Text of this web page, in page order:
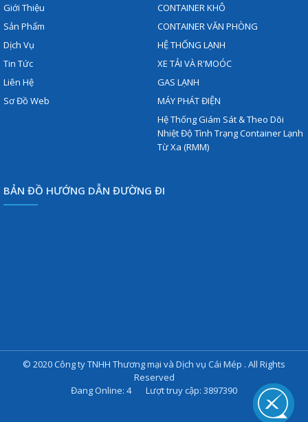
Giới Thiệu
Sản Phẩm
Dịch Vụ
Tin Tức
Liên Hệ
Sơ Đồ Web
CONTAINER KHÔ
CONTAINER VĂN PHÒNG
HỆ THỐNG LẠNH
XE TẢI VÀ R'MOÓC
GAS LẠNH
MÁY PHÁT ĐIỆN
Hệ Thống Giám Sát & Theo Dõi
Nhiệt Độ Tình Trạng Container Lạnh
Từ Xa (RMM)
BẢN ĐỒ HƯỚNG DẪN ĐƯỜNG ĐI
© 2020 Công ty TNHH Thương mại và Dịch vụ Cái Mép . All Rights
Reserved
Đang Online: 4 Lượt truy cập: 3897390